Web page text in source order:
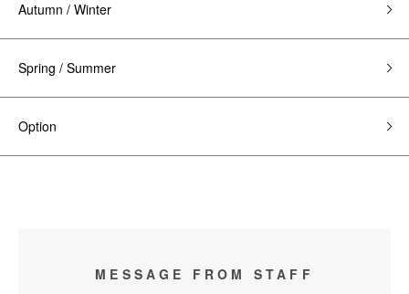
Autumn / Winter
Spring / Summer
Option
MESSAGE FROM STAFF